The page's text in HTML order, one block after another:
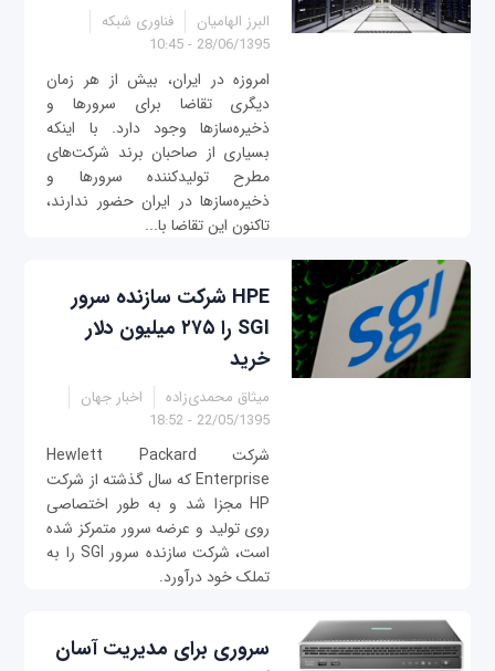
البرز الهامیان
فناوری شبکه
28/06/1395 - 10:45
امروزه در ایران، بیش از هر زمان
دیگری تقاضا برای سرورها و
ذخیره‌سازها وجود دارد. با اینکه
بسیاری از صاحبان برند شرکت‌های
مطرح تولیدکننده سرورها و
ذخیره‌سازها در ایران حضور ندارند،
تاکنون این تقاضا با...
HPE شرکت سازنده سرور
SGI را ۲۷۵ میلیون دلار
خرید
میثاق محمدی‌زاده
اخبار جهان
22/05/1395 - 18:52
شرکت Hewlett Packard
Enterprise که سال گذشته از شرکت
HP مجزا شد و به طور اختصاصی
روی تولید و عرضه سرور متمرکز شده
است، شرکت سازنده سرور SGI را به
تملک خود درآورد.
سروری برای مدیریت آسان